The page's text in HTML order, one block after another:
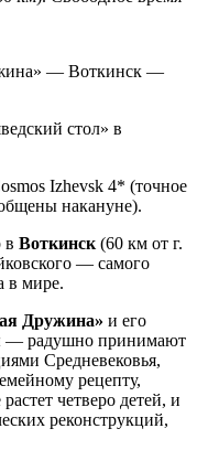
— Воткинск —
стол» в
Izhevsk 4* (точное
накануне).
в Воткинск (60 км от г.
— самого
в мире.
Дружина» и его
— радушно принимают
Средневековья,
рецепту,
четверо детей, и
реконструкций,